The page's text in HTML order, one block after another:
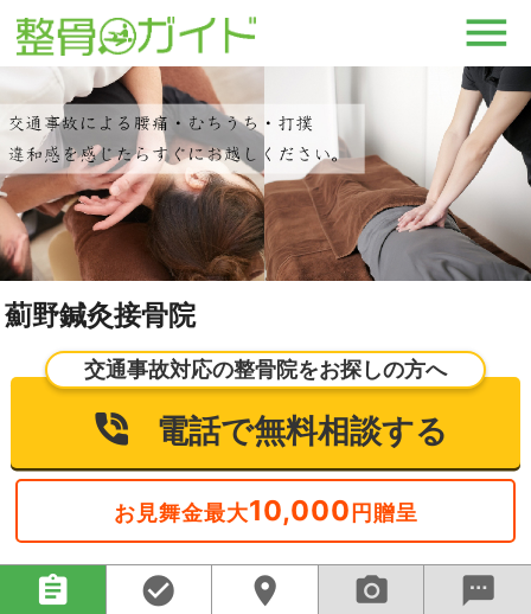
薊野鍼灸接骨院
交通事故対応の整骨院をお探しの方へ
電話で無料相談する
お見舞金最大10,000 円贈呈
assignment check_circle location_on camera_alt sms